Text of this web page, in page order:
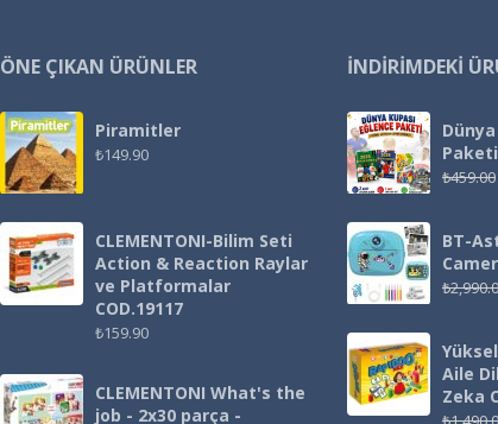
ÖNE ÇIKAN ÜRÜNLER
Piramitler
₺149.90
CLEMENTONI-Bilim Seti
Action & Reaction Raylar
ve Platformalar
COD.19117
₺159.90
CLEMENTONI What's the
job - 2x30 parça -
İNDIRIMDEKI
Paketi
₺459.00
BT-
₺
Aile
Zeka